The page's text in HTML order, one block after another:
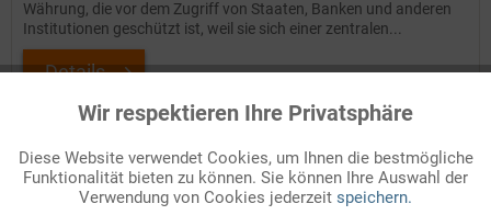
Währung, die vor dem Zugriff von Staaten, Banken und anderen
Institutionen geschützt ist, weil sie sich einer zentralen...
Details
Auf Ihren Merkzettel setzen
Funktionale Aktiv
Marketing Inaktiv
Wir respektieren Ihre Privatsphäre
Diese Website verwendet Cookies, um Ihnen die bestmögliche
Funktionalität bieten zu können. Sie können Ihre Auswahl der
Verwendung von Cookies jederzeit speichern.